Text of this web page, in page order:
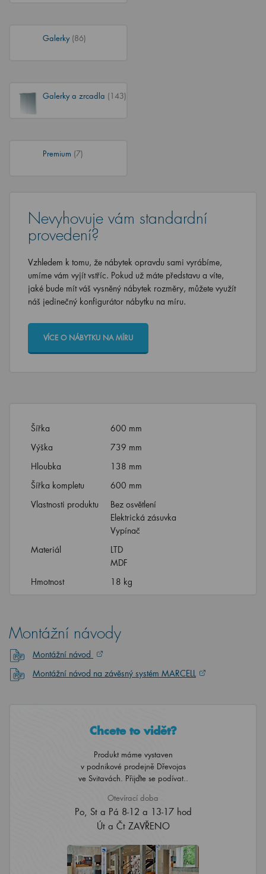
Galerky (86)
Galerky a zrcadla (143)
Premium (7)
Nevyhovuje vám standardní
provedení?
Vzhledem k tomu, že nábytek opravdu sami vyrábíme,
umíme vám vyjít vstříc. Pokud už máte představu a víte,
jaké bude mít váš vysněný nábytek rozměry, můžete využít
náš jedinečný konfigurátor nábytku na míru.
VÍCE O NÁBYTKU NA MÍRU
Šířka
600 mm
Výška
739 mm
Hloubka
138 mm
Šířka kompletu
600 mm
Vlastnosti produktu
Bez osvětlení
Elektrická zásuvka
Vypínač
Materiál
LTD
MDF
Hmotnost
18 kg
Montážní návody
Montážní návod
Montážní návod na závěsný systém MARCELL
Chcete to vidět?
Produkt máme vystaven
v podnikové prodejně Dřevojas
ve Svitavách. Přijďte se podívat..
Otevírací doba
Po, St a Pá 8-12 a 13-17 hod
Út a Čt ZAVŘENO